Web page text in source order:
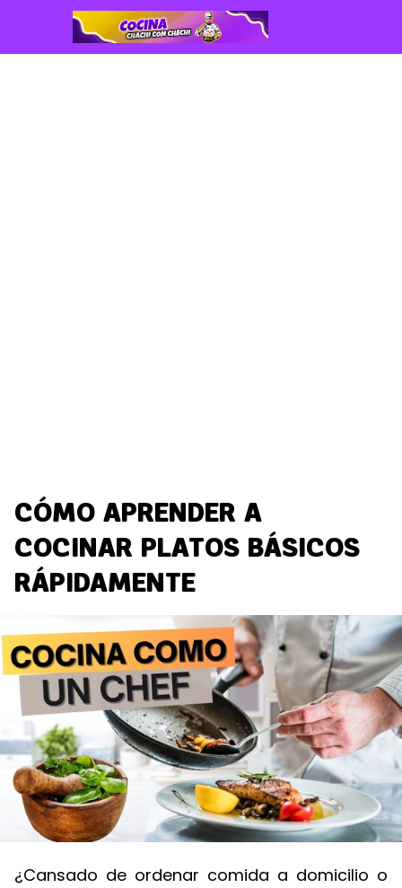
CÓMO APRENDER A
COCINAR PLATOS BÁSICOS
RÁPIDAMENTE
¿Cansado de ordenar comida a domicilio o